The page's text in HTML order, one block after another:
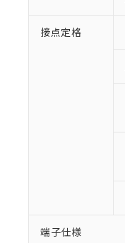
接点定格
端子仕様